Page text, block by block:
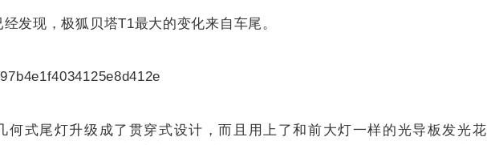
发现，极狐贝塔T1最大的变化来自车尾。
何式尾灯升级成了贯穿式设计，而且用上了和前大灯一样的光导板发光花